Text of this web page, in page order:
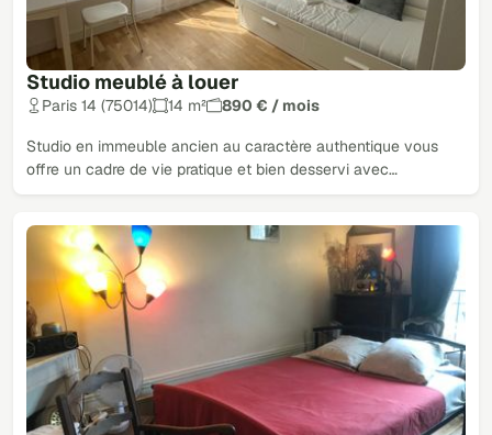
Studio meublé à louer
Paris 14 (75014) 14 m² 890 € / mois
Studio en immeuble ancien au caractère authentique vous
offre un cadre de vie pratique et bien desservi avec…